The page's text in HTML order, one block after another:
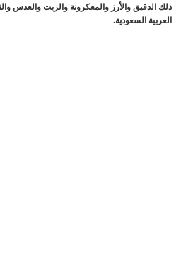
ذلك الدقيق والأرز والمعكرونة والزيت والعدس
العربية السعودية.